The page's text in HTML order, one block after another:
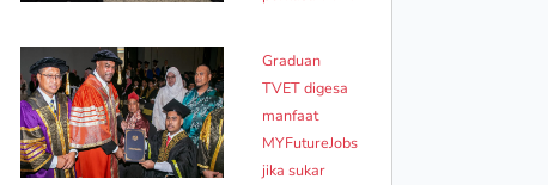
Graduan
TVET digesa
manfaat
MYFutureJobs
jika sukar